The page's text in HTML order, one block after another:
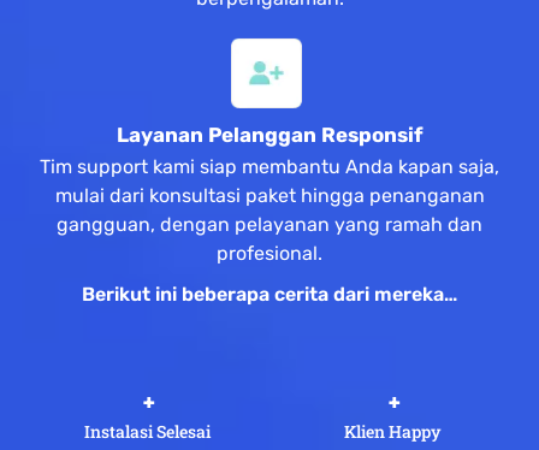
Layanan Pelanggan Responsif
Tim support kami siap membantu Anda kapan saja,
mulai dari konsultasi paket hingga penanganan
gangguan, dengan pelayanan yang ramah dan
profesional.
Berikut ini beberapa cerita dari mereka…
Instalasi Selesai
+
Klien Happy
+